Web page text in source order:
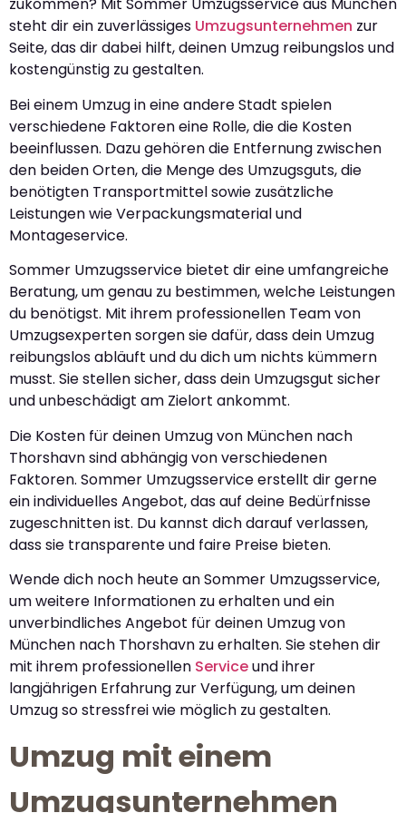
zukommen? Mit Sommer Umzugsservice aus München
steht dir ein zuverlässiges Umzugsunternehmen zur
Seite, das dir dabei hilft, deinen Umzug reibungslos und
kostengünstig zu gestalten.
Bei einem Umzug in eine andere Stadt spielen
verschiedene Faktoren eine Rolle, die die Kosten
beeinflussen. Dazu gehören die Entfernung zwischen
den beiden Orten, die Menge des Umzugsguts, die
benötigten Transportmittel sowie zusätzliche
Leistungen wie Verpackungsmaterial und
Montageservice.
Sommer Umzugsservice bietet dir eine umfangreiche
Beratung, um genau zu bestimmen, welche Leistungen
du benötigst. Mit ihrem professionellen Team von
Umzugsexperten sorgen sie dafür, dass dein Umzug
reibungslos abläuft und du dich um nichts kümmern
musst. Sie stellen sicher, dass dein Umzugsgut sicher
und unbeschädigt am Zielort ankommt.
Die Kosten für deinen Umzug von München nach
Thorshavn sind abhängig von verschiedenen
Faktoren. Sommer Umzugsservice erstellt dir gerne
ein individuelles Angebot, das auf deine Bedürfnisse
zugeschnitten ist. Du kannst dich darauf verlassen,
dass sie transparente und faire Preise bieten.
Wende dich noch heute an Sommer Umzugsservice,
um weitere Informationen zu erhalten und ein
unverbindliches Angebot für deinen Umzug von
München nach Thorshavn zu erhalten. Sie stehen dir
mit ihrem professionellen Serviceund ihrer
langjährigen Erfahrung zur Verfügung, um deinen
Umzug so stressfrei wie möglich zu gestalten.
Umzug mit einem
Umzugsunternehmen